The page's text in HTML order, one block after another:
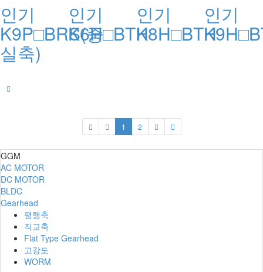
인기
K9P□BRS(중
실축)
인기
K6H□BTH
인기
K8H□BTH
인기
1 2
GGM
AC MOTOR
DC MOTOR
BLDC
Gearhead
평행축
직교축
Flat Type Gearhead
고강도
WORM